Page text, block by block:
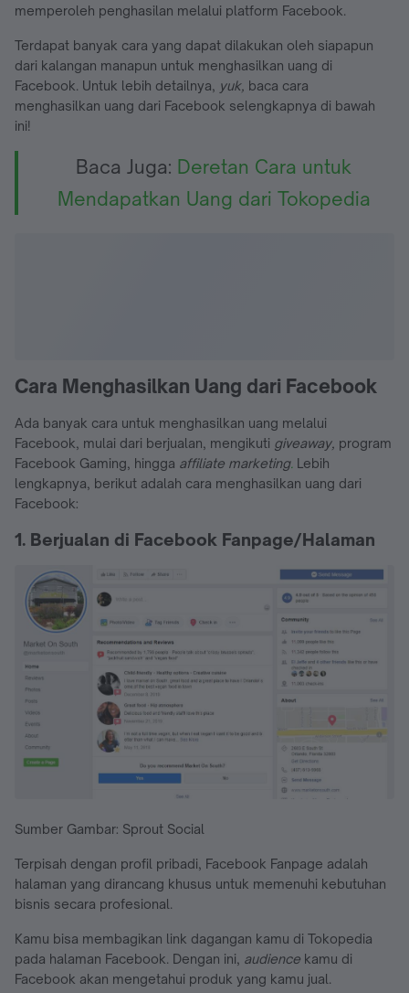
memperoleh penghasilan melalui platform Facebook.
Terdapat banyak cara yang dapat dilakukan oleh siapapun
dari kalangan manapun untuk menghasilkan uang di
Facebook. Untuk lebih detailnya, yuk, baca cara
menghasilkan uang dari Facebook selengkapnya di bawah
ini!
Baca Juga: Deretan Cara untuk
Mendapatkan Uang dari Tokopedia
Cara Menghasilkan Uang dari Facebook
Ada banyak cara untuk menghasilkan uang melalui
Facebook, mulai dari berjualan, mengikuti giveaway, program
Facebook Gaming, hingga affiliate marketing. Lebih
lengkapnya, berikut adalah cara menghasilkan uang dari
Facebook:
1. Berjualan di Facebook Fanpage/Halaman
Sumber Gambar: Sprout Social
Terpisah dengan profil pribadi, Facebook Fanpage adalah
halaman yang dirancang khusus untuk memenuhi kebutuhan
bisnis secara profesional.
Kamu bisa membagikan link dagangan kamu di Tokopedia
pada halaman Facebook. Dengan ini, audience kamu di
Facebook akan mengetahui produk yang kamu jual.